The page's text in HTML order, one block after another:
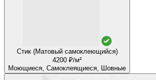
Стик (Матовый самоклеющийся)
4200 ₽/м²
Моющиеся, Самоклеящиеся, Шовные